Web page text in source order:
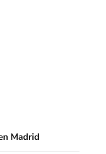
Madrid